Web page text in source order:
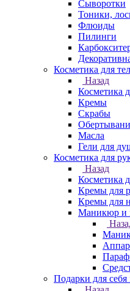
Сыворотки
Тоники,
Флюиды
Пилинги
Косметика для
Назад
Косметика
Кремы
Скрабы
Масла
Гели для
Косметика для
Назад
Косметика
Кремы для
Кремы для
Маникюр и
Подарки для себя